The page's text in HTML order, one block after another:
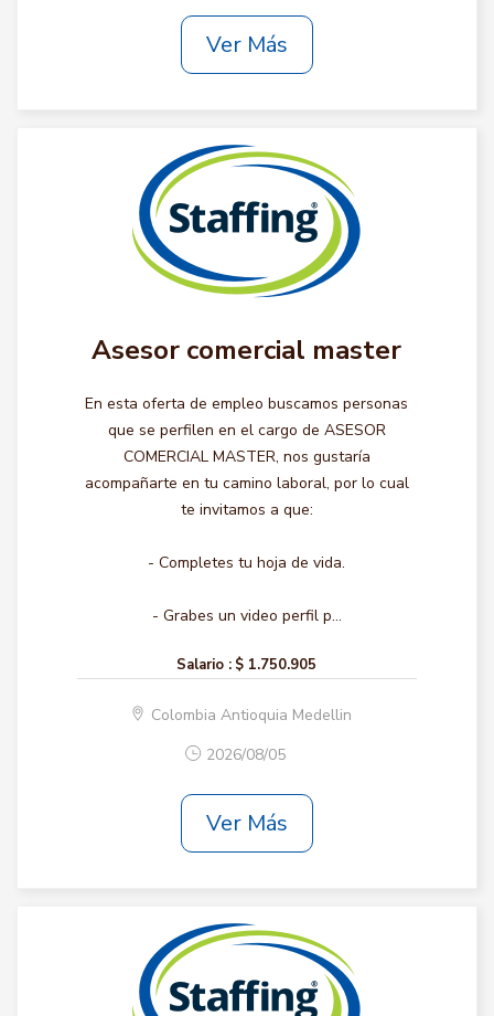
Ver Más
Asesor comercial master
En esta oferta de empleo buscamos personas
que se perfilen en el cargo de ASESOR
COMERCIAL MASTER, nos gustaría
acompañarte en tu camino laboral, por lo cual
te invitamos a que:
- Completes tu hoja de vida.
- Grabes un video perfil p...
Salario : $ 1.750.905
Colombia Antioquia Medellin
2026/08/05
Ver Más